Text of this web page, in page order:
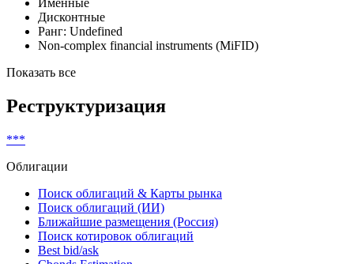
Дисконтные
Ранг: Undefined
Non-complex financial instruments (MiFID)
Показать все
Реструктуризация
***
Облигации
Поиск облигаций & Карты рынка
Поиск облигаций (ИИ)
Ближайшие размещения (Россия)
Поиск котировок облигаций
Best bid/ask